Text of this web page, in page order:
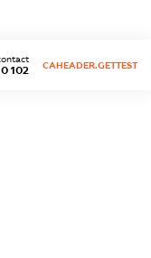
102 CAHEADER.GETTEST